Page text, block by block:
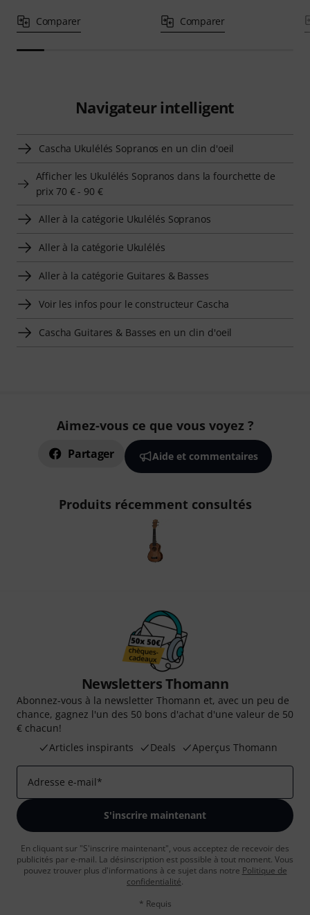
Comparer Comparer
Navigateur intelligent
Cascha Ukulélés Sopranos en un clin d'oeil
Afficher les Ukulélés Sopranos dans la fourchette de
prix 70 € - 90 €
Aller à la catégorie Ukulélés Sopranos
Aller à la catégorie Ukulélés
Aller à la catégorie Guitares & Basses
Voir les infos pour le constructeur Cascha
Cascha Guitares & Basses en un clin d'oeil
Aimez-vous ce que vous voyez ?
Partager Aide et commentaires
Produits récemment consultés
Newsletters Thomann
Abonnez-vous à la newsletter Thomann et, avec un peu de
chance, gagnez l'un des 50 bons d'achat d'une valeur de 50
€ chacun!
Articles inspirants
Deals Aperçus Thomann
Adresse e-mail*
S'inscrire maintenant
En cliquant sur "S'inscrire maintenant", vous acceptez de recevoir des
publicités par e-mail. La désinscription est possible à tout moment. Vous
pouvez trouver plus d'informations à ce sujet dans notre Politique de
confidentialité.
* Requis